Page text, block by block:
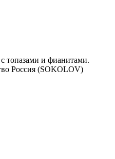
топазами и фианитами.
Россия (SOKOLOV)